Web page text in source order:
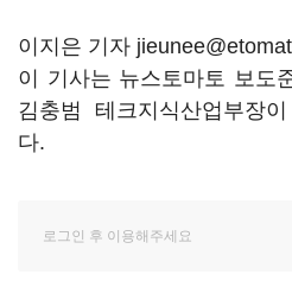
이지은 기자
이 기사는 뉴스토마토 보도
김충범 테크지식산업부장
다.